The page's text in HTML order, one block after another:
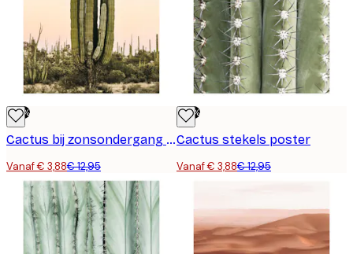
-70%
Cactus bij zonsondergang Poster
Vanaf € 3,88€ 12,95
-70%
Cactus stekels poster
Vanaf € 3,88€ 12,95